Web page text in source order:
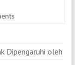
Dipengaruhi oleh